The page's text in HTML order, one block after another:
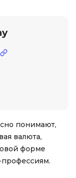
понимают,
валюта,
форме